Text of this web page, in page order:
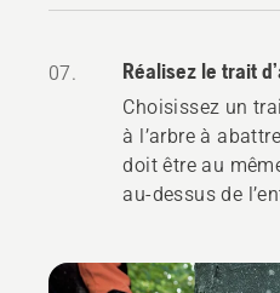
07. Réalisez le trait
Choisissez un
à l’arbre à
doit être au
au-dessus de